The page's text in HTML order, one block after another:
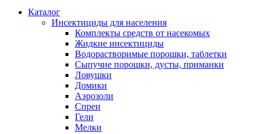
Каталог
Инсектициды для населения
Комплекты средств от насекомых
Жидкие инсектициды
Водорастворимые порошки, таблетки
Сыпучие порошки, дусты, приманки
Ловушки
Домики
Аэрозоли
Спреи
Гели
Мелки